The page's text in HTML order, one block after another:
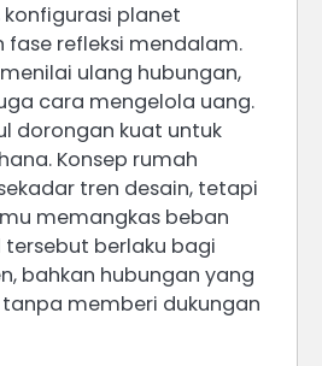
konfigurasi planet
refleksi mendalam.
ulang hubungan,
cara mengelola uang.
dorongan kuat untuk
Konsep rumah
tren desain, tetapi
memangkas beban
tersebut berlaku bagi
bahkan hubungan yang
memberi dukungan